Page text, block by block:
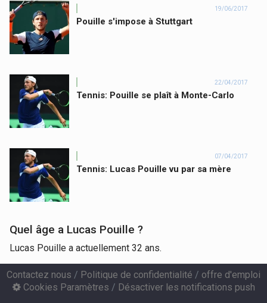
19/06/2017
Pouille s'impose à Stuttgart
22/04/2017
Tennis: Pouille se plaît à Monte-Carlo
07/04/2017
Tennis: Lucas Pouille vu par sa mère
Quel âge a Lucas Pouille ?
Lucas Pouille a actuellement 32 ans.
Contactez nous / Politique de confidentialité / offre d'emploi
Cookies Paramètres / Désactiver les notifications push